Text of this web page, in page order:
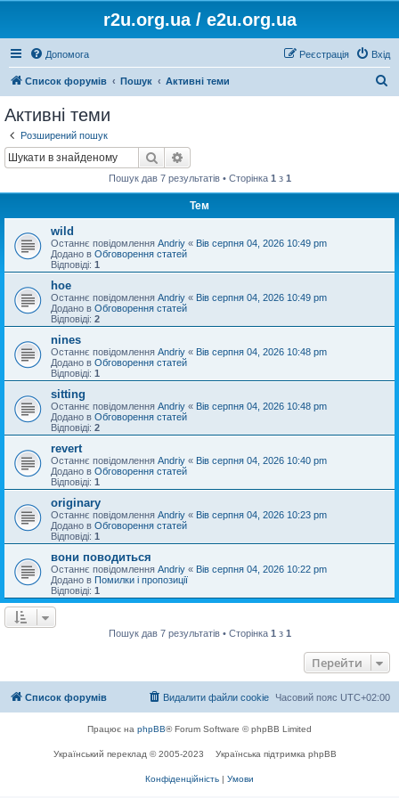
r2u.org.ua / e2u.org.ua
Допомога Вхід
Реєстрація
Список форумів Пошук Активні теми
Активні теми
Розширений пошук
Пошук
Пошук дав 7 результатів • Сторінка 1 з 1
Тем
wild
Останнє повідомлення Andriy « Вів серпня 04, 2026 10:49 pm
Додано в Обговорення статей
Відповіді: 1
hoe
Останнє повідомлення Andriy « Вів серпня 04, 2026 10:49 pm
Додано в Обговорення статей
Відповіді: 2
nines
Останнє повідомлення Andriy « Вів серпня 04, 2026 10:48 pm
Додано в Обговорення статей
Відповіді: 1
sitting
Останнє повідомлення Andriy « Вів серпня 04, 2026 10:48 pm
Додано в Обговорення статей
Відповіді: 2
revert
Останнє повідомлення Andriy « Вів серпня 04, 2026 10:40 pm
Додано в Обговорення статей
Відповіді: 1
originary
Останнє повідомлення Andriy « Вів серпня 04, 2026 10:23 pm
Додано в Обговорення статей
Відповіді: 1
вони поводиться
Останнє повідомлення Andriy « Вів серпня 04, 2026 10:22 pm
Додано в Помилки і пропозиції
Відповіді: 1
Пошук дав 7 результатів • Сторінка 1 з 1
Перейти
Список форумів Часовий пояс UTC+02:00
Видалити файли cookie
Працює на phpBB® Forum Software © phpBB Limited
Український переклад © 2005-2023 Українська підтримка phpBB
Конфіденційність | Умови